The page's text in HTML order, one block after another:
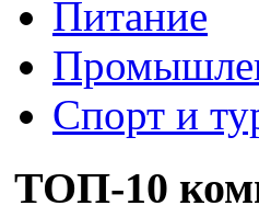
Питание
Спорт и
ТОП-10